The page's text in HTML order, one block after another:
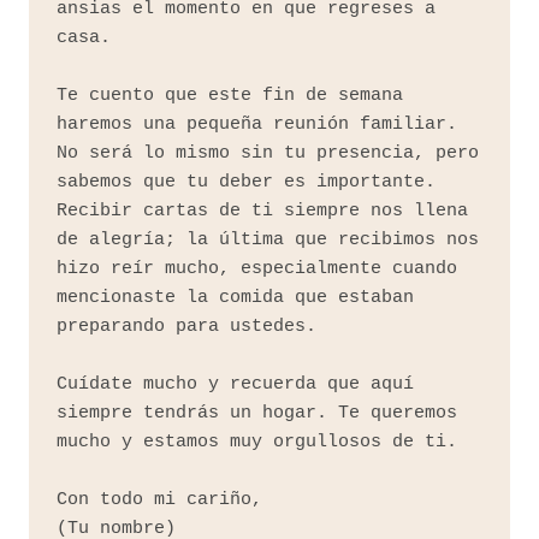
ansias el momento en que regreses a
casa.
Te cuento que este fin de semana
haremos una pequeña reunión familiar.
No será lo mismo sin tu presencia, pero
sabemos que tu deber es importante.
Recibir cartas de ti siempre nos llena
de alegría; la última que recibimos nos
hizo reír mucho, especialmente cuando
mencionaste la comida que estaban
preparando para ustedes.
Cuídate mucho y recuerda que aquí
siempre tendrás un hogar. Te queremos
mucho y estamos muy orgullosos de ti.
Con todo mi cariño,